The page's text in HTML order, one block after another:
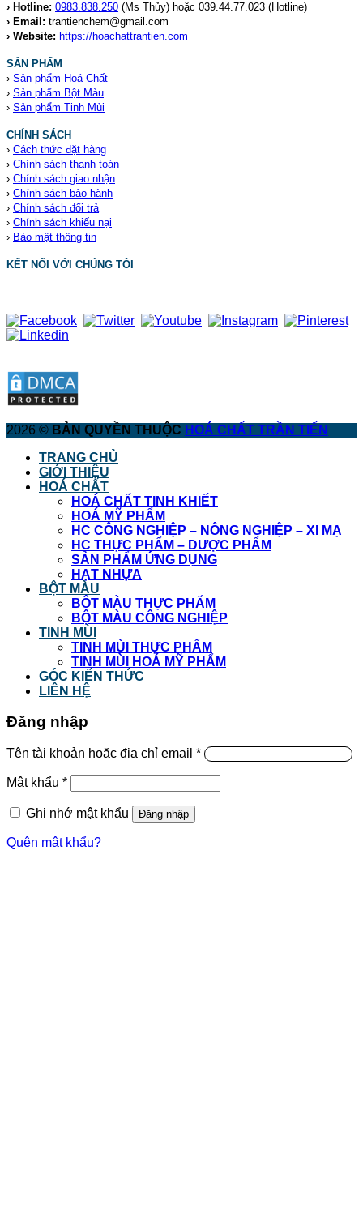
› Hotline: 0983.838.250 (Ms Thủy) hoặc 039.44.77.023 (Hotline)
› Email: trantienchem@gmail.com
› Website: https://hoachattrantien.com
SẢN PHẨM
› Sản phẩm Hoá Chất
› Sản phẩm Bột Màu
› Sản phẩm Tinh Mùi
CHÍNH SÁCH
› Cách thức đặt hàng
› Chính sách thanh toán
› Chính sách giao nhận
› Chính sách bảo hành
› Chính sách đổi trả
› Chính sách khiếu nại
› Bảo mật thông tin
KẾT NỐI VỚI CHÚNG TÔI
2026 © BẢN QUYỀN THUỘC HOÁ CHẤT TRẦN TIẾN
TRANG CHỦ
GIỚI THIỆU
HOÁ CHẤT
HOÁ CHẤT TINH KHIẾT
HOÁ MỸ PHẨM
HC CÔNG NGHIỆP – NÔNG NGHIỆP – XI MẠ
HC THỰC PHẨM – DƯỢC PHẨM
SẢN PHẨM ỨNG DỤNG
HẠT NHỰA
BỘT MÀU
BỘT MÀU THỰC PHẨM
BỘT MÀU CÔNG NGHIỆP
TINH MÙI
TINH MÙI THỰC PHẨM
TINH MÙI HOÁ MỸ PHẨM
GÓC KIẾN THỨC
LIÊN HỆ
Đăng nhập
Tên tài khoản hoặc địa chỉ email *
Mật khẩu *
Ghi nhớ mật khẩu Đăng nhập
Quên mật khẩu?